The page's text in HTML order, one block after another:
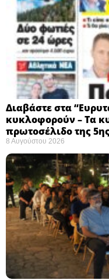
Διαβάστε στα
κυκλοφορούν – Τα
πρωτοσέλιδο της
8 Αυγούστου 2026